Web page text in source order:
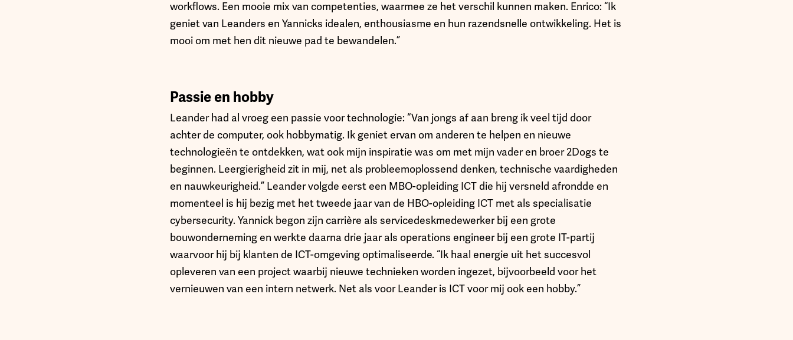
workflows. Een mooie mix van competenties, waarmee ze het verschil kunnen maken. Enrico: “Ik
geniet van Leanders en Yannicks idealen, enthousiasme en hun razendsnelle ontwikkeling. Het is
mooi om met hen dit nieuwe pad te bewandelen.”
Passie en hobby
Leander had al vroeg een passie voor technologie: “Van jongs af aan breng ik veel tijd door
achter de computer, ook hobbymatig. Ik geniet ervan om anderen te helpen en nieuwe
technologieën te ontdekken, wat ook mijn inspiratie was om met mijn vader en broer 2Dogs te
beginnen. Leergierigheid zit in mij, net als probleemoplossend denken, technische vaardigheden
en nauwkeurigheid.” Leander volgde eerst een MBO-opleiding ICT die hij versneld afrondde en
momenteel is hij bezig met het tweede jaar van de HBO-opleiding ICT met als specialisatie
cybersecurity. Yannick begon zijn carrière als servicedeskmedewerker bij een grote
bouwonderneming en werkte daarna drie jaar als operations engineer bij een grote IT-partij
waarvoor hij bij klanten de ICT-omgeving optimaliseerde. “Ik haal energie uit het succesvol
opleveren van een project waarbij nieuwe technieken worden ingezet, bijvoorbeeld voor het
vernieuwen van een intern netwerk. Net als voor Leander is ICT voor mij ook een hobby.”